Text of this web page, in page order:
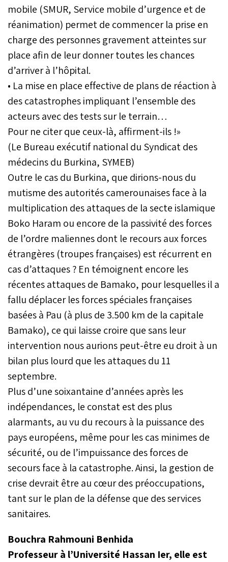
mobile (SMUR, Service mobile d’urgence et de
réanimation) permet de commencer la prise en
charge des personnes gravement atteintes sur
place afin de leur donner toutes les chances
d’arriver à l’hôpital.
• La mise en place effective de plans de réaction à
des catastrophes impliquant l’ensemble des
acteurs avec des tests sur le terrain…
Pour ne citer que ceux-là, affirment-ils !»
(Le Bureau exécutif national du Syndicat des
médecins du Burkina, SYMEB)
Outre le cas du Burkina, que dirions-nous du
mutisme des autorités camerounaises face à la
multiplication des attaques de la secte islamique
Boko Haram ou encore de la passivité des forces
de l’ordre maliennes dont le recours aux forces
étrangères (troupes françaises) est récurrent en
cas d’attaques ? En témoignent encore les
récentes attaques de Bamako, pour lesquelles il a
fallu déplacer les forces spéciales françaises
basées à Pau (à plus de 3.500 km de la capitale
Bamako), ce qui laisse croire que sans leur
intervention nous aurions peut-être eu droit à un
bilan plus lourd que les attaques du 11
septembre.
Plus d’une soixantaine d’années après les
indépendances, le constat est des plus
alarmants, au vu du recours à la puissance des
pays européens, même pour les cas minimes de
sécurité, ou de l’impuissance des forces de
secours face à la catastrophe. Ainsi, la gestion de
crise devrait être au cœur des préoccupations,
tant sur le plan de la défense que des services
sanitaires.
Bouchra Rahmouni Benhida
Professeur à l’Université Hassan Ier, elle est